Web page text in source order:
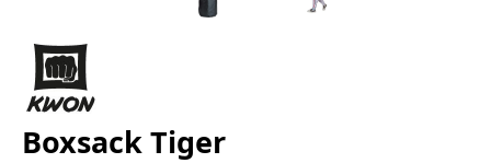
Boxsack Tiger